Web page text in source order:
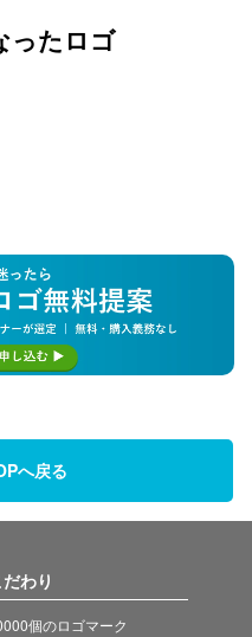
ったロゴ
へ戻る
わり
個のロゴマーク